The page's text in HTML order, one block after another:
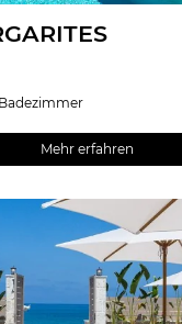
Mehr erfahren